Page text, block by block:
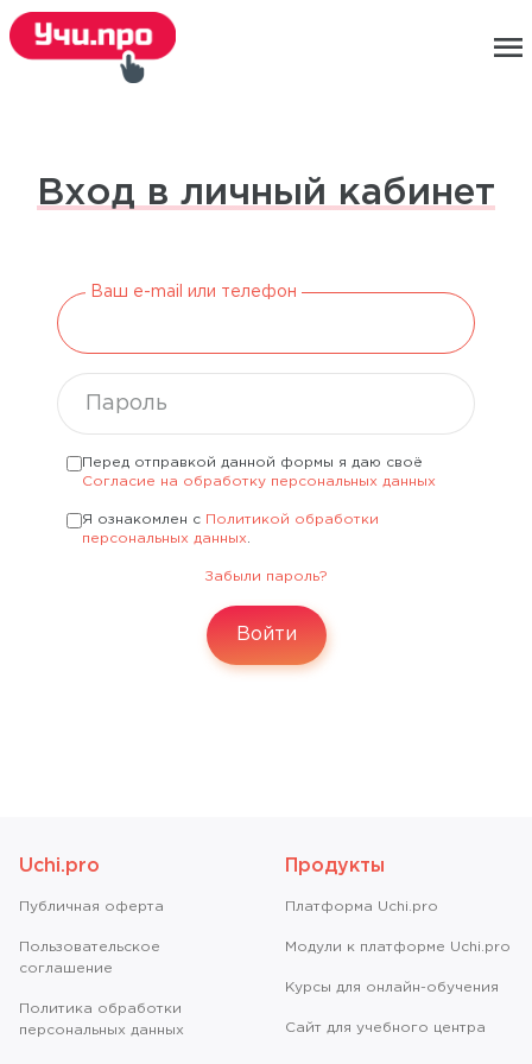
menu
Вход в личный кабинет
Ваш e-mail или телефон
Пароль
Перед отправкой данной формы я даю своё
Согласие на обработку персональных данных
Я ознакомлен с Политикой обработки
персональных данных
Забыли пароль?
Войти
Uchi.pro
Публичная оферта
Пользовательское
соглашение
Политика обработки
персональных данных
Продукты
Платформа Uchi.pro
Модули к платформе Uchi.pro
Курсы для онлайн-обучения
Сайт для учебного центра